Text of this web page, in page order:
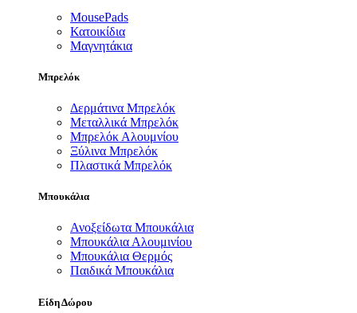
MousePads
Κατοικίδια
Μαγνητάκια
Μπρελόκ
Δερμάτινα Μπρελόκ
Μεταλλικά Μπρελόκ
Μπρελόκ Αλουμνίου
Ξύλινα Μπρελόκ
Πλαστικά Μπρελόκ
Μπουκάλια
Ανοξείδωτα Μπουκάλια
Μπουκάλια Αλουμινίου
Μπουκάλια Θερμός
Παιδικά Μπουκάλια
Είδη Δώρου